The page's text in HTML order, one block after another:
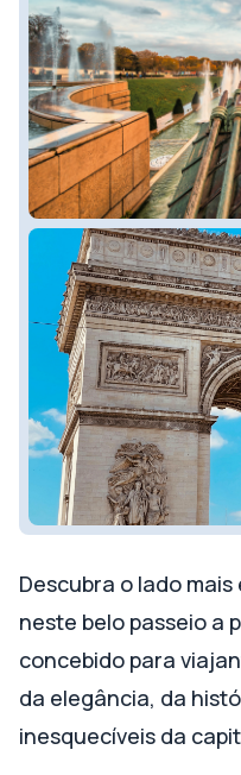
Descubra o lado
neste belo passeio a
concebido para
da elegância, da
inesquecíveis da